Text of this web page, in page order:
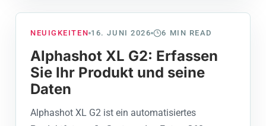
NEUIGKEITEN 16. JUNI 2026 6 MIN READ
Alphashot XL G2: Erfassen
Sie Ihr Produkt und seine
Daten
Alphashot XL G2 ist ein automatisiertes